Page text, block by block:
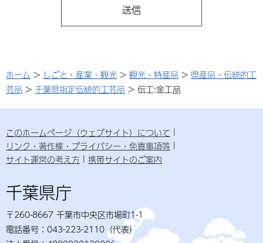
ホーム > しごと・産業・観光 > 観光・特産品 > 県産品・伝統的工
芸品 > 千葉県指定伝統的工芸品 > 伝工:金工品
このホームページ（ウェブサイト）について
リンク・著作権・プライバシー・免責事項等
サイト運営の考え方
携帯サイトのご案内
千葉県庁
〒260-8667 千葉市中央区市場町1-1
電話番号：043-223-2110（代表）